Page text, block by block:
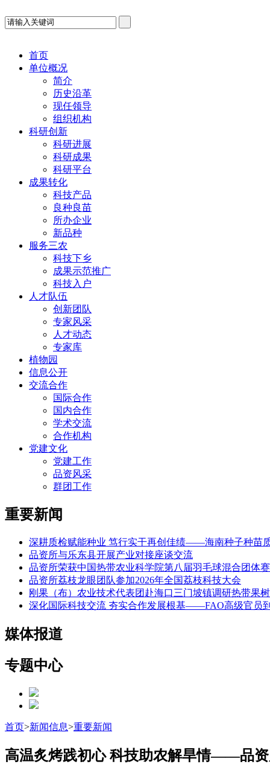
首页
单位概况
简介
历史沿革
现任领导
组织机构
科研创新
科研进展
科研成果
科研平台
成果转化
科技产品
良种良苗
所办企业
新品种
服务三农
科技下乡
成果示范推广
科技入户
人才队伍
创新团队
专家风采
人才动态
专家库
植物园
信息公开
交流合作
国际合作
国内合作
学术交流
合作机构
党建文化
党建工作
品资风采
群团工作
重要新闻
深耕质检赋能种业 笃行实干再创佳绩——海南种子种苗
品资所与乐东县开展产业对接座谈交流
品资所荣获中国热带农业科学院第八届羽毛球混合团体
品资所荔枝龙眼团队参加2026年全国荔枝科技大会
刚果（布）农业技术代表团赴海口三门坡镇调研热带果
深化国际科技交流 夯实合作发展根基——FAO高级官员
媒体报道
专题中心
首页>新闻信息>重要新闻
高温炙烤践初心 科技助农解旱情——品